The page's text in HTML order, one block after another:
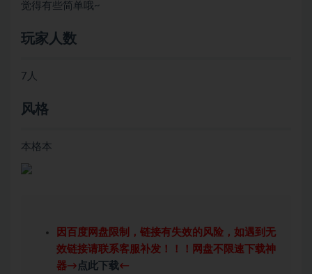
觉得有些简单哦~
玩家人数
7人
风格
本格本
因百度网盘限制，链接有失效的风险，如遇到无
效链接请联系客服补发！！！网盘不限速下载神
器→ 点此下载←